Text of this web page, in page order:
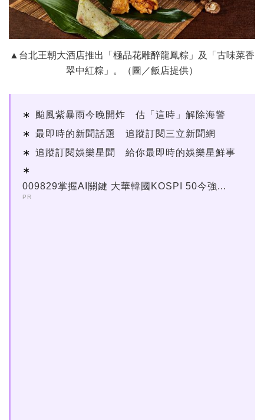
▲台北王朝大酒店推出「極品花雕醉龍鳳粽」及「古味菜香
翠中紅粽」。（圖／飯店提供）
颱風紫暴雨今晚開炸 估「這時」解除海警
最即時的新聞話題 追蹤訂閱三立新聞網
追蹤訂閱娛樂星聞 給你最即時的娛樂星鮮事
009829掌握AI關鍵 大華韓國KOSPI 50今強...
PR